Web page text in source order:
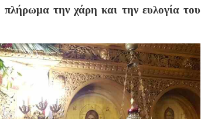
την χάρη και την ευλογία του